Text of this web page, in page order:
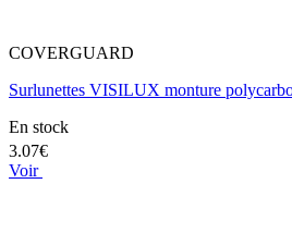
COVERGUARD
Surlunettes VISILUX monture
En stock
3.07€
Voir